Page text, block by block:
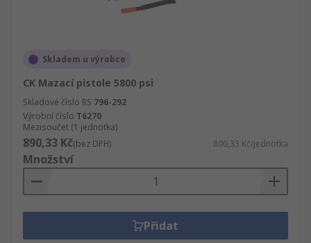
Skladem u výrobce
CK Mazací pistole 5800 psi
Skladové číslo RS 796-292
Výrobní číslo T6270
Mezisoučet (1 jednotka)
890,33 Kč(bez DPH) 890,33 Kč/jednotka
Množství
Přidat